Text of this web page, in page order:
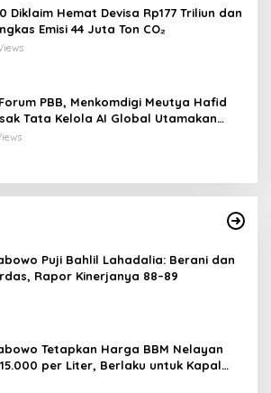
Diklaim Hemat Devisa Rp177 Triliun dan
Emisi 44 Juta Ton CO₂
PBB, Menkomdigi Meutya Hafid
Tata Kelola AI Global Utamakan
Anak
Puji Bahlil Lahadalia: Berani dan
Rapor Kinerjanya 88–89
Tetapkan Harga BBM Nelayan
per Liter, Berlaku untuk Kapal